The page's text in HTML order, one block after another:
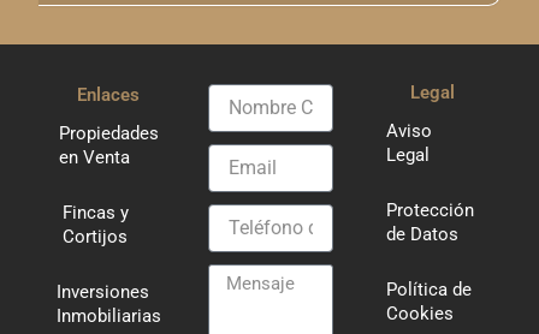
Enlaces
Propiedades
en Venta
Fincas y
Cortijos
Inversiones
Inmobiliarias
Nombre
Completo
Email
Teléfono
Contacto
Mensaje
Legal
Aviso
Legal
Protección
de Datos
Política de
Cookies